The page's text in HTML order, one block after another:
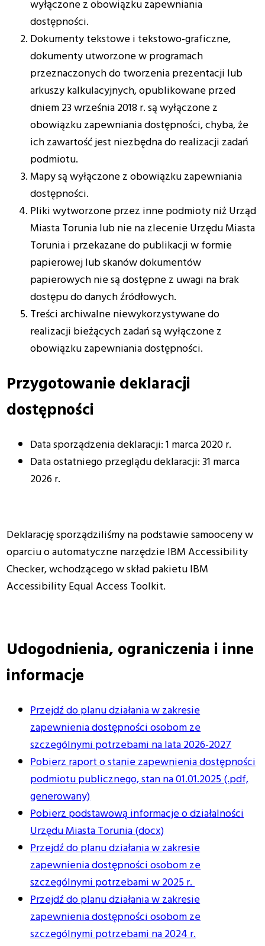
wyłączone z obowiązku zapewniania
dostępności.
Dokumenty tekstowe i tekstowo-graficzne,
dokumenty utworzone w programach
przeznaczonych do tworzenia prezentacji lub
arkuszy kalkulacyjnych, opublikowane przed
dniem 23 września 2018 r. są wyłączone z
obowiązku zapewniania dostępności, chyba, że
ich zawartość jest niezbędna do realizacji zadań
podmiotu.
Mapy są wyłączone z obowiązku zapewniania
dostępności.
Pliki wytworzone przez inne podmioty niż Urząd
Miasta Torunia lub nie na zlecenie Urzędu Miasta
Torunia i przekazane do publikacji w formie
papierowej lub skanów dokumentów
papierowych nie są dostępne z uwagi na brak
dostępu do danych źródłowych.
Treści archiwalne niewykorzystywane do
realizacji bieżących zadań są wyłączone z
obowiązku zapewniania dostępności.
Przygotowanie deklaracji
dostępności
Data sporządzenia deklaracji:1 marca 2020 r.
Data ostatniego przeglądu deklaracji:31 marca
2026 r.
Deklarację sporządziliśmy na podstawie samooceny w
oparciu o automatyczne narzędzie IBM Accessibility
Checker, wchodzącego w skład pakietu IBM
Accessibility Equal Access Toolkit.
Udogodnienia, ograniczenia i inne
informacje
Przejdź do planu działania w zakresie
zapewnienia dostępności osobom ze
szczególnymi potrzebami na lata 2026-2027
Pobierz raport o stanie zapewnienia dostępności
podmiotu publicznego, stan na 01.01.2025 (.pdf,
generowany)
Pobierz podstawową informacje o działalności
Urzędu Miasta Torunia (docx)
Przejdź do planu działania w zakresie
zapewnienia dostępności osobom ze
szczególnymi potrzebami w 2025 r.
Przejdź do planu działania w zakresie
zapewnienia dostępności osobom ze
szczególnymi potrzebami na 2024 r.